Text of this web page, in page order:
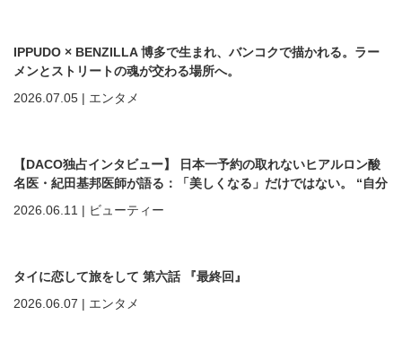
IPPUDO × BENZILLA 博多で生まれ、バンコクで描かれる。ラー
メンとストリートの魂が交わる場所へ。
2026.07.05 | エンタメ
【DACO独占インタビュー】 日本一予約の取れないヒアルロン酸
名医・紀田基邦医師が語る：「美しくなる」だけではない。 “自分
を好きになる”ための美容医療
2026.06.11 | ビューティー
タイに恋して旅をして 第六話 『最終回』
2026.06.07 | エンタメ